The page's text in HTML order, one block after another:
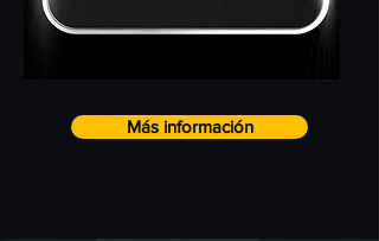
Más información